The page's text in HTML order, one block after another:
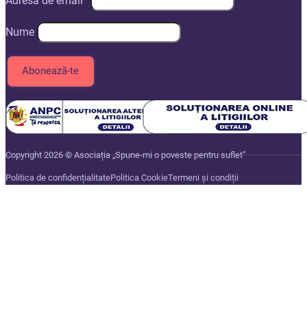
Nume
Copyright 2026 © Asociația „Spune-mi o poveste pentru suflet”
Politica de confidențialitatePolitica CookieTermeni și condiții